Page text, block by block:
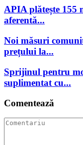
APIA plătește 155
aferentă...
Noi măsuri
prețului la...
Sprijinul pentru
suplimentat cu...
Comentează